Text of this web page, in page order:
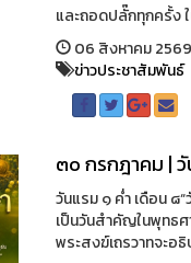
และถอดปลั๊กทุกครั้ง
06 สิงหาคม 2569
ข่าวประชาสัมพันธ์
๓๐ กรกฎาคม | วั
วันแรม ๑ ค่ำ เดือน ๘“
เป็นวันสำคัญในพุทธ
พระสงฆ์เถรวาทจะอธิ